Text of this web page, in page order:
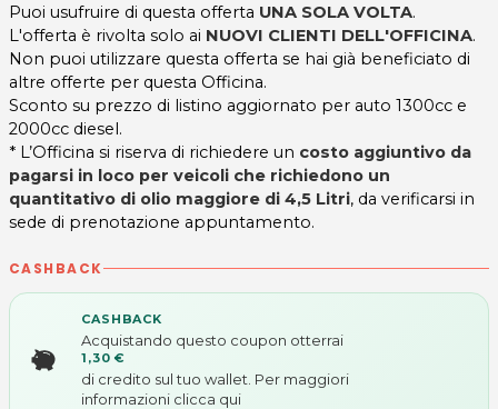
Puoi usufruire di questa offerta UNA SOLA VOLTA.
L'offerta è rivolta solo ai NUOVI CLIENTI DELL'OFFICINA.
Non puoi utilizzare questa offerta se hai già beneficiato di
altre offerte per questa Officina.
Sconto su prezzo di listino aggiornato per auto 1300cc e
2000cc diesel.
* L’Officina si riserva di richiedere un costo aggiuntivo da
pagarsi in loco per veicoli che richiedono un
quantitativo di olio maggiore di 4,5 Litri, da verificarsi in
sede di prenotazione appuntamento.
CASHBACK
CASHBACK
Acquistando questo coupon otterrai
1,30 €
di credito sul tuo wallet. Per maggiori
informazioni clicca qui